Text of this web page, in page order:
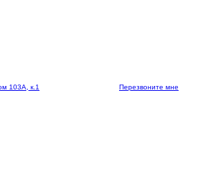
103А, к.1
Перезвоните мне